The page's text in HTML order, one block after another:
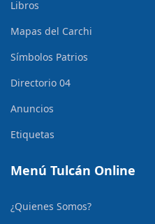
Libros
Mapas del Carchi
Símbolos Patrios
Directorio 04
Anuncios
Etiquetas
Menú Tulcán Online
¿Quienes Somos?